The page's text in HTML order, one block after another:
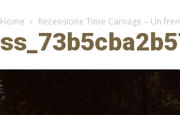
Home Recensione Time Carnage – Un